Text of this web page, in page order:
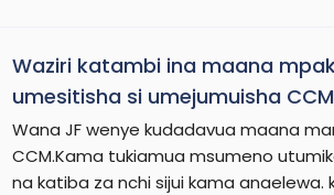
Waziri katambi ina maana
umesitisha si umejumuisha
Wana JF wenye kudadavua maana
CCM.Kama tukiamua msumeno
na katiba za nchi sijui kama